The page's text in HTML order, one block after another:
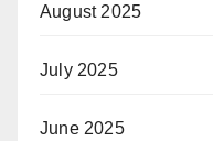
August 2025
July 2025
June 2025